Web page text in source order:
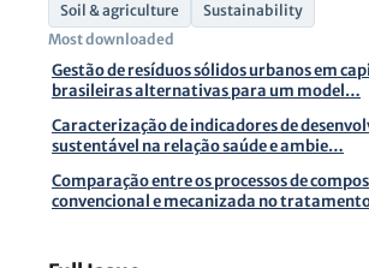
Soil & agriculture
Sustainability
Most downloaded
Gestão de resíduos sólidos urbanos em
brasileiras alternativas para um model…
Caracterização de indicadores de
sustentável na relação saúde e ambie…
Comparação entre os processos de
convencional e mecanizada no